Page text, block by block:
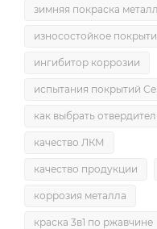
зимняя покраска
износостойкое
ингибитор коррозии
испытания покрытий
как выбрать
качество ЛКМ
качество продукции
коррозия металла
краска 3в1 по ржавчине